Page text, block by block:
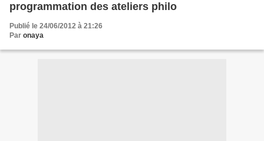
programmation des ateliers philo
Publié le 24/06/2012 à 21:26
Par onaya